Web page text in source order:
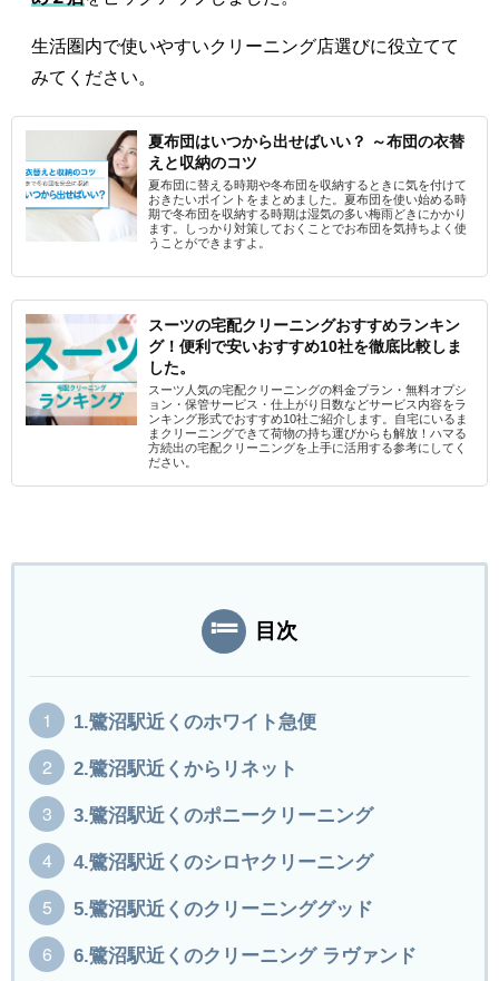
生活圏内で使いやすいクリーニング店選びに役立てて
みてください。
夏布団はいつから出せばいい？ ～布団の衣替
えと収納のコツ
夏布団に替える時期や冬布団を収納するときに気を付けて
おきたいポイントをまとめました。夏布団を使い始める時
期で冬布団を収納する時期は湿気の多い梅雨どきにかかり
ます。しっかり対策しておくことでお布団を気持ちよく使
うことができますよ。
スーツの宅配クリーニングおすすめランキン
グ！便利で安いおすすめ10社を徹底比較しま
した。
スーツ人気の宅配クリーニングの料金プラン・無料オプシ
ョン・保管サービス・仕上がり日数などサービス内容をラ
ンキング形式でおすすめ10社ご紹介します。自宅にいるま
まクリーニングできて荷物の持ち運びからも解放！ハマる
方続出の宅配クリーニングを上手に活用する参考にしてく
ださい。
目次
1.鷺沼駅近くのホワイト急便
2.鷺沼駅近くからリネット
3.鷺沼駅近くのポニークリーニング
4.鷺沼駅近くのシロヤクリーニング
5.鷺沼駅近くのクリーニンググッド
6.鷺沼駅近くのクリーニング ラヴァンド